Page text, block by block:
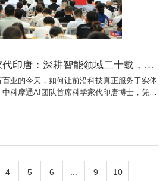
中科摩通AI首席科学家代印唐：深耕智能领域二十载，以大模型技术赋能产业革新
业的今天，如何让前沿科技真正服务于实体
科摩通AI团队首席科学家代印唐博士，凭借
积淀与产业实践经验，带领团队成功研
大模型"，为智能制造、工业设计等领域提供
学术背景与产业实战经验于一身的科学家，
大模型"突破了传统工业设计软件"单一功
通过整合自然语言处理、深度学习与知识图
4 5 6 9 10